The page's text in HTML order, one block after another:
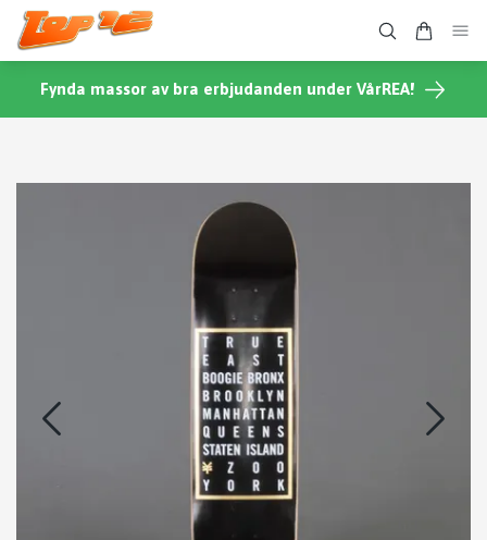
Fynda massor av bra erbjudanden under VårREA!